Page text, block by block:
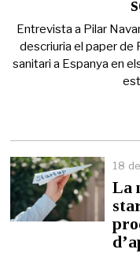
Entrevista a Pilar
descriuria el paper de
sanitari a Espanya en
18
La